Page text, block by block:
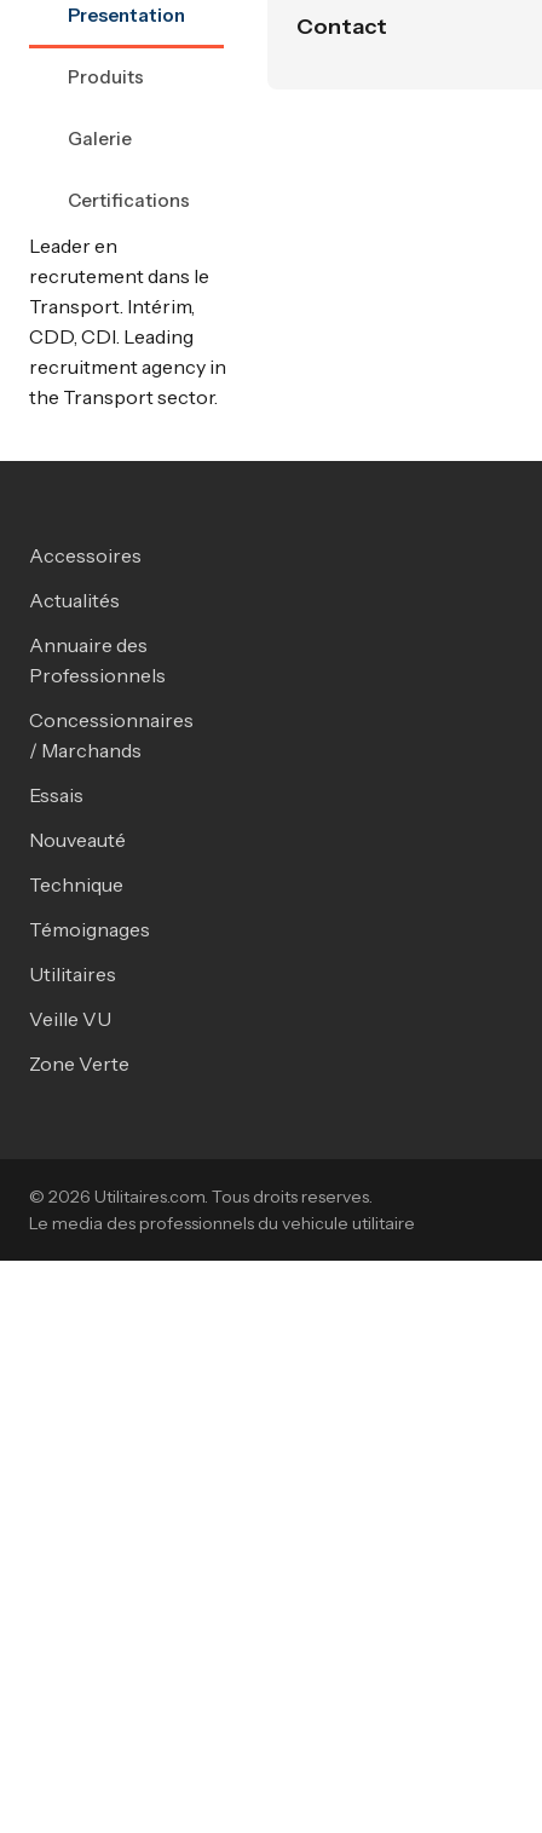
Presentation
Produits
Galerie
Certifications
Leader en
recrutement dans le
Transport. Intérim,
CDD, CDI. Leading
recruitment agency in
the Transport sector.
Contact
Accessoires
Actualités
Annuaire des
Professionnels
Concessionnaires
/ Marchands
Essais
Nouveauté
Technique
Témoignages
Utilitaires
Veille VU
Zone Verte
© 2026 Utilitaires.com. Tous droits reserves.
Le media des professionnels du vehicule utilitaire